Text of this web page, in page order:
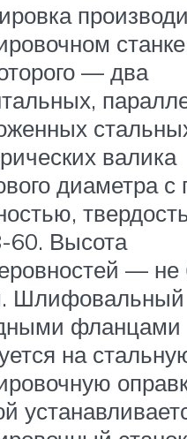
— два
валика
диаметра с
60. Высота
— не
Шлифовальный
фланцами
на